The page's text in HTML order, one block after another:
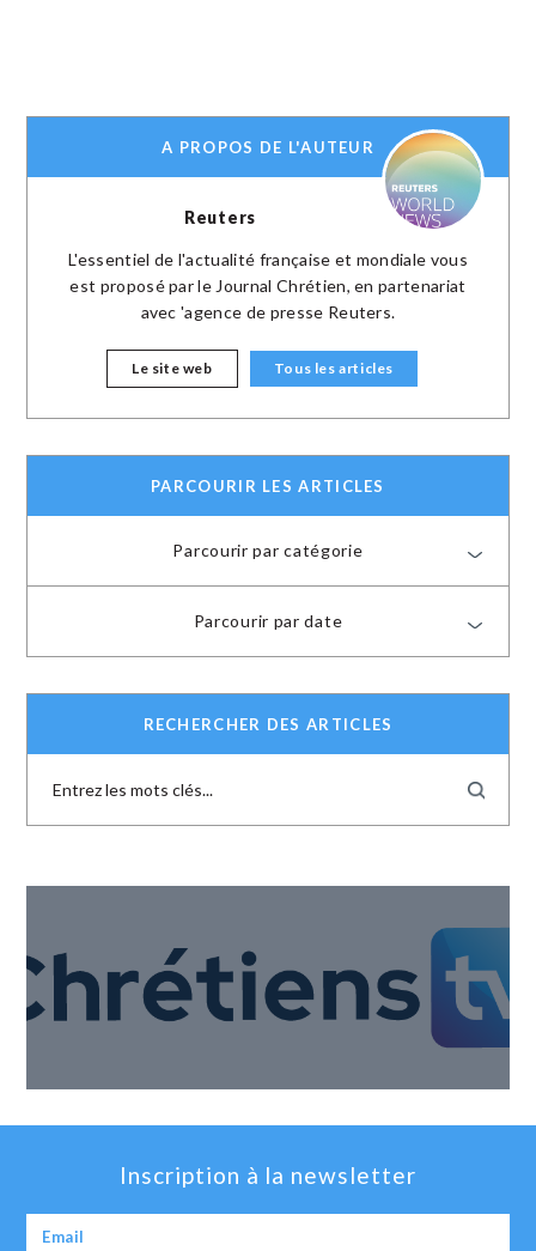
A PROPOS DE L'AUTEUR
Reuters
L'essentiel de l'actualité française et mondiale vous
est proposé par le Journal Chrétien, en partenariat
avec 'agence de presse Reuters.
Le site web Tous les articles
PARCOURIR LES ARTICLES
Parcourir par catégorie
Parcourir par date
RECHERCHER DES ARTICLES
Inscription à la newsletter